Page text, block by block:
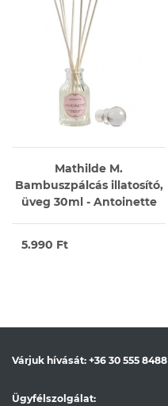
Mathilde M.
Bambuszpálcás illatosító,
üveg 30ml - Antoinette
5.990 Ft
Várjuk hívását: +36 30 555 8488
Ügyfélszolgálat: